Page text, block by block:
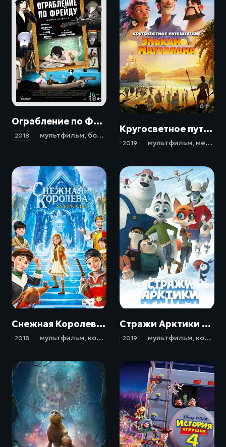
18+
Ограбление по Фрейду / Ruben Brandt, a gyujto (2018)
2018 мультфильм, боевик триллер ,драма , криминал
6+
Кругосветное путешествие Элькано и Магеллана / Elcano y Magallanes. La primera vuelta al mundo (2019)
2019 мультфильм, мелодрама
6+
Снежная Королева: Зазеркалье (2018)
2018 мультфильм, комедия ,приключения,семейный
Стражи Арктики / Arctic Justice (2019)
2019 мультфильм, комедия